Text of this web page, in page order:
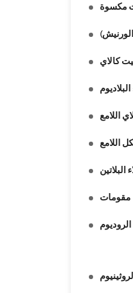
مكسوة
كالاي
اللامع
اللامع
البلاتين
مقومات